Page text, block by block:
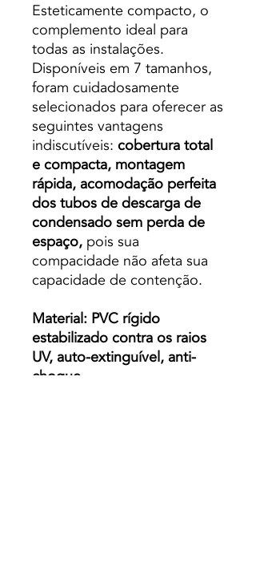
Esteticamente compacto, o
complemento ideal para
todas as instalações.
Disponíveis em 7 tamanhos,
foram cuidadosamente
selecionados para oferecer as
seguintes vantagens
indiscutíveis: cobertura total
e compacta, montagem
rápida, acomodação perfeita
dos tubos de descarga de
condensado sem perda de
espaço, pois sua
compacidade não afeta sua
capacidade de contenção.
Material: PVC rígido
estabilizado contra os raios
UV, auto-extinguível, anti-
choque.